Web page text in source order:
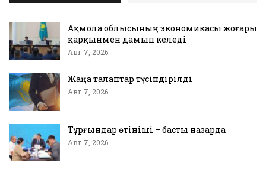
Ақмола облысының экономикасы жоғары
қарқынмен дамып келеді
Авг 7, 2026
Жаңа талаптар түсіндірілді
Авг 7, 2026
Тұрғындар өтініші – басты назарда
Авг 7, 2026